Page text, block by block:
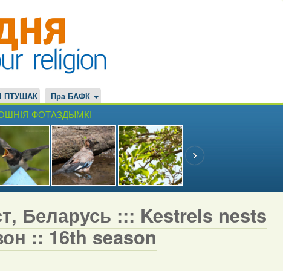
ПТУШАК Пра БАФК
ФОТАЗДЫМКІ
Беларусь ::: Kestrels nests
:: 16th season